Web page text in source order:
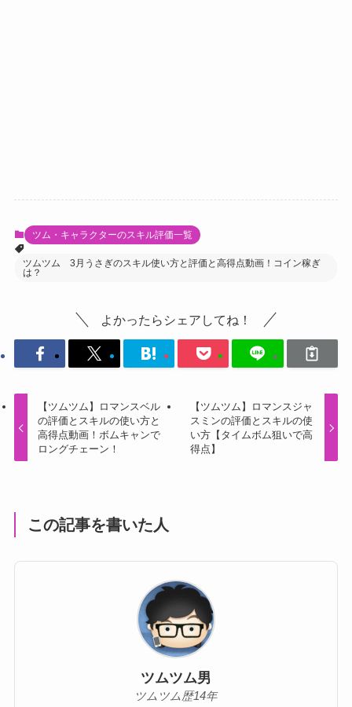
ツム・キャラクターのスキル評価一覧
ツムツム 3月うさぎのスキル使い方と評価と高得点動画！コイン稼ぎ
は？
よかったらシェアしてね！
【ツムツム】ロマンスベル
の評価とスキルの使い方と
高得点動画！ボムキャンで
ロングチェーン！
【ツムツム】ロマンスジャ
スミンの評価とスキルの使
い方【タイムボム狙いで高
得点】
この記事を書いた人
ツムツム男
ツムツム歴14年